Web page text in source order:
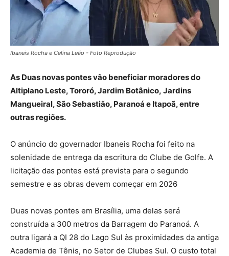
Ibaneis Rocha e Celina Leão - Foto Reprodução
As Duas novas pontes vão beneficiar moradores do
Altiplano Leste, Tororó, Jardim Botânico, Jardins
Mangueiral, São Sebastião, Paranoá e Itapoã, entre
outras regiões.
O anúncio do governador Ibaneis Rocha foi feito na
solenidade de entrega da escritura do Clube de Golfe. A
licitação das pontes está prevista para o segundo
semestre e as obras devem começar em 2026
Duas novas pontes em Brasília, uma delas será
construída a 300 metros da Barragem do Paranoá. A
outra ligará a QI 28 do Lago Sul às proximidades da antiga
Academia de Tênis, no Setor de Clubes Sul. O custo total